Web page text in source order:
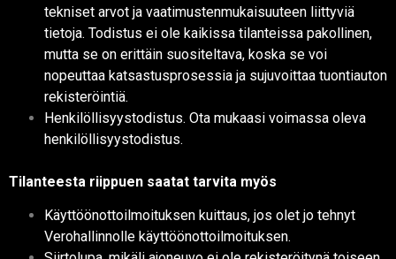
tekniset arvot ja vaatimustenmukaisuuteen liittyviä
tietoja. Todistus ei ole kaikissa tilanteissa pakollinen,
mutta se on erittäin suositeltava, koska se voi
nopeuttaa katsastusprosessia ja sujuvoittaa tuontiauton
rekisteröintiä.
Henkilöllisyystodistus. Ota mukaasi voimassa oleva
henkilöllisyystodistus.
Tilanteesta riippuen saatat tarvita myös
Käyttöönottoilmoituksen kuittaus, jos olet jo tehnyt
Verohallinnolle käyttöönottoilmoituksen.